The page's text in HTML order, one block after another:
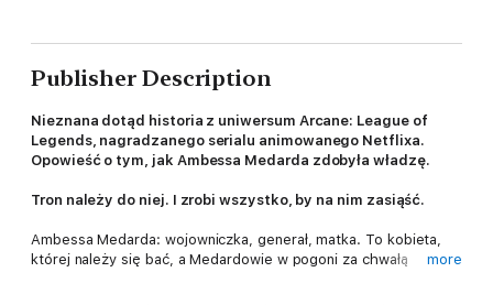
Publisher Description
Nieznana dotąd historia z uniwersum Arcane: League of
Legends, nagradzanego serialu animowanego Netflixa.
Opowieść o tym, jak Ambessa Medarda zdobyła władzę.
Tron należy do niej. I zrobi wszystko, by na nim zasiąść.
Ambessa Medarda: wojowniczka, generał, matka. To kobieta,
której należy się bać, a Medardowie w pogoni za chwałą
more